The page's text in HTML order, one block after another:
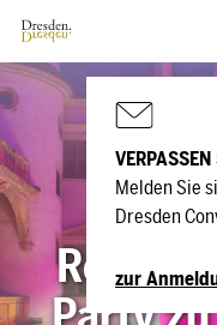
Melden Sie
Dresden
zur